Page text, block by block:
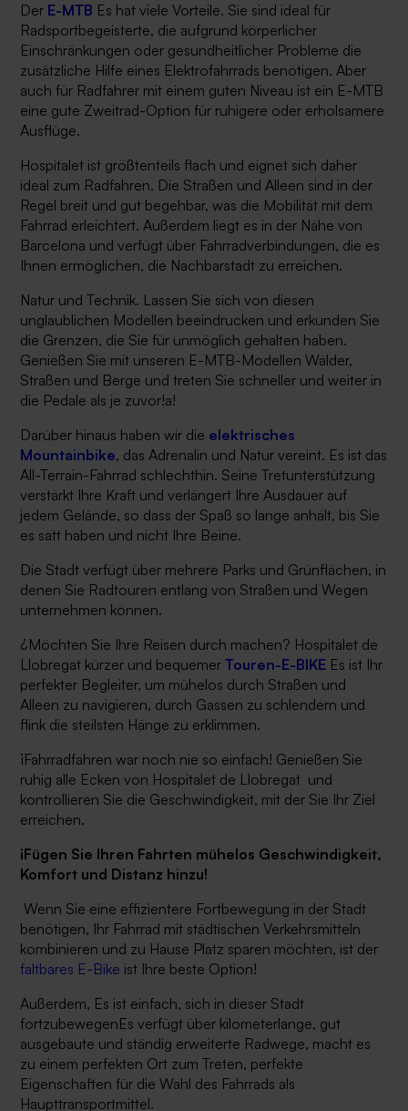
Der E-MTB Es hat viele Vorteile. Sie sind ideal für
Radsportbegeisterte, die aufgrund körperlicher
Einschränkungen oder gesundheitlicher Probleme die
zusätzliche Hilfe eines Elektrofahrrads benötigen. Aber
auch für Radfahrer mit einem guten Niveau ist ein E-MTB
eine gute Zweitrad-Option für ruhigere oder erholsamere
Ausflüge.
Hospitalet ist größtenteils flach und eignet sich daher
ideal zum Radfahren. Die Straßen und Alleen sind in der
Regel breit und gut begehbar, was die Mobilität mit dem
Fahrrad erleichtert. Außerdem liegt es in der Nähe von
Barcelona und verfügt über Fahrradverbindungen, die es
Ihnen ermöglichen, die Nachbarstadt zu erreichen.
Natur und Technik. Lassen Sie sich von diesen
unglaublichen Modellen beeindrucken und erkunden Sie
die Grenzen, die Sie für unmöglich gehalten haben.
Genießen Sie mit unseren E-MTB-Modellen Wälder,
Straßen und Berge und treten Sie schneller und weiter in
die Pedale als je zuvor!a!
Darüber hinaus haben wir die elektrisches
Mountainbike, das Adrenalin und Natur vereint. Es ist das
All-Terrain-Fahrrad schlechthin. Seine Tretunterstützung
verstärkt Ihre Kraft und verlängert Ihre Ausdauer auf
jedem Gelände, so dass der Spaß so lange anhält, bis Sie
es satt haben und nicht Ihre Beine.
Die Stadt verfügt über mehrere Parks und Grünflächen, in
denen Sie Radtouren entlang von Straßen und Wegen
unternehmen können.
¿Möchten Sie Ihre Reisen durch machen? Hospitalet de
Llobregat kürzer und bequemerTouren-E-BIKE Es ist Ihr
perfekter Begleiter, um mühelos durch Straßen und
Alleen zu navigieren, durch Gassen zu schlendern und
flink die steilsten Hänge zu erklimmen.
¡Fahrradfahren war noch nie so einfach! Genießen Sie
ruhig alle Ecken von Hospitalet de Llobregat und
kontrollieren Sie die Geschwindigkeit, mit der Sie Ihr Ziel
erreichen.
¡Fügen Sie Ihren Fahrten mühelos Geschwindigkeit,
Komfort und Distanz hinzu!
Wenn Sie eine effizientere Fortbewegung in der Stadt
benötigen, Ihr Fahrrad mit städtischen Verkehrsmitteln
kombinieren und zu Hause Platz sparen möchten, ist der
faltbares E-Bike ist Ihre beste Option!
Außerdem, Es ist einfach, sich in dieser Stadt
fortzubewegenEs verfügt über kilometerlange, gut
ausgebaute und ständig erweiterte Radwege, macht es
zu einem perfekten Ort zum Treten, perfekte
Eigenschaften für die Wahl des Fahrrads als
Haupttransportmittel.